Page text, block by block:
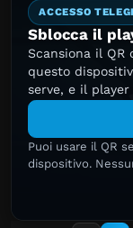
ACCESSO
Sblocca il
Scansiona il QR
questo
serve, e il
Puoi usare il QR
dispositivo.